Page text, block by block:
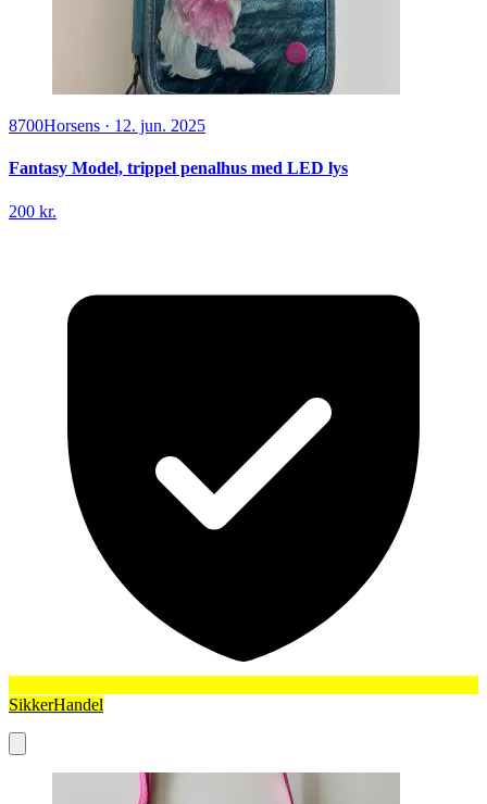
8700Horsens · 12. jun. 2025
Fantasy Model, trippel penalhus med LED lys
200 kr.
SikkerHandel